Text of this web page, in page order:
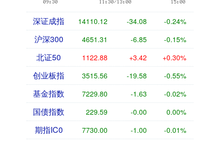
深证成指 14110.12 -34.08 -0.24%
沪深300 4651.31 -6.85 -0.15%
北证50 1122.88 +3.42 +0.30%
创业板指 3515.56 -19.58 -0.55%
基金指数 7229.80 -1.63 -0.02%
国债指数 229.59 -0.00 0.00%
期指IC0 7730.00 -1.00 -0.01%